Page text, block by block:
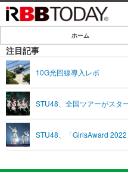
IT・デジタル
SPEED TEST
エンタメ
ライフ
リリース一覧
ホーム
注目記事
10G光回線導入レポ
STU48、全国ツアーがスタ
STU48、「GirlsAward